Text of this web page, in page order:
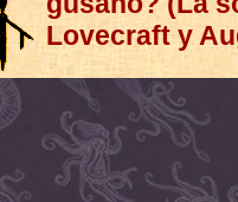
Lovecraft y